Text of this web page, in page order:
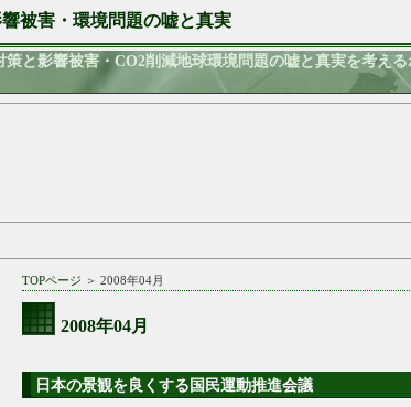
被害・環境問題の嘘と真実
と影響被害・CO2削減地球環境問題の嘘と真実を考え
TOPページ ＞ 2008年04月
2008年04月
日本の景観を良くする国民運動推進会議